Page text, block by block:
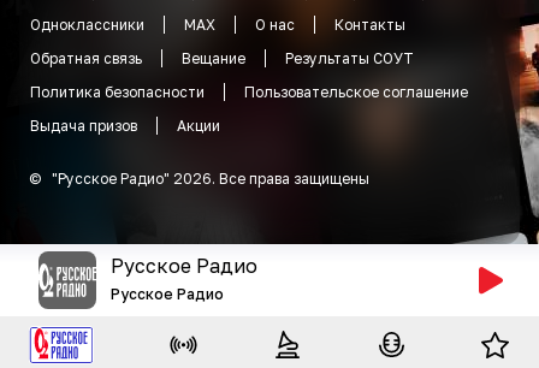
Одноклассники
MAX О нас
Контакты
Обратная связь
Вещание
Результаты СОУТ
Политика безопасности
Пользовательское соглашение
Выдача призов
Акции
© "Русское Радио" 2026. Все права защищены
Русское Радио
Русское Радио